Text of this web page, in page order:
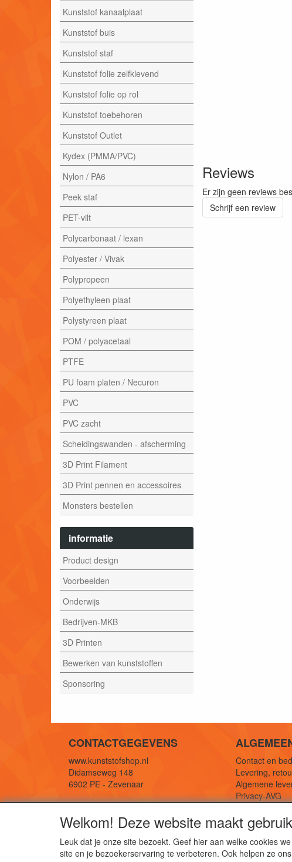
Kunststof kanaalplaat
Kunststof buis
Kunststof staf
Kunststof folie zelfklevend
Kunststof folie op rol
Kunststof toebehoren
Kunststof Outlet
Kydex (PMMA/PVC)
Nylon / PA6
Peek staf
PET-vilt
Polycarbonaat / lexan
Polyester / Vivak
Polypropeen
Polyethyleen plaat
Polystyreen plaat
POM / polyacetaal
PTFE
PU foam platen / Necuron
PVC
PVC zacht
Scheidingswanden - afscherming
3D Print Filament
3D Print pennen en accessoires
Monsters bestellen
informatie
Product design
Voorbeelden
Onderwijs
Bedrijven-MKB
3D Printen
Bewerken van kunststoffen
Sponsoring
Reviews
Er zijn geen reviews
Schrijf een review
CONTACTGEGEVENS
www.kunststofshop.nl
Didamseweg 148
6902 PE - Zevenaar
Telefoon: +31 (0) 316 241 994
Contact en
Levering,
Algemene
Privacy-AVG
Welkom! Deze website maakt
Leuk dat je onze site bezoekt. Geef hier aan welke cookies
site en je bezoekerservaring te verbeteren. Ook helpen ze